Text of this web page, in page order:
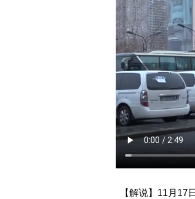
【解说】11月17日